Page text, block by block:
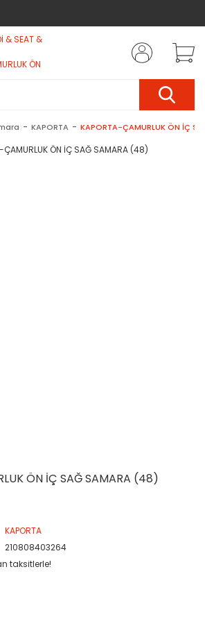
KAPORTA KAPORTA-ÇAMURLUK ÖN İÇ
ÖN İÇ SAĞ SAMARA (48)
KAPORTA
210808403264
taksitlerle!